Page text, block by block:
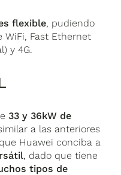
flexible, pudiendo
WiFi, Fast Ethernet
y 4G.
33 y 36kW de
a las anteriores
Huawei conciba a
, dado que tiene
tipos de